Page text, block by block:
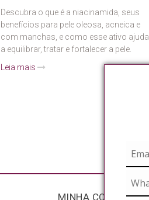
Descubra o que é a niacinamida, seus
benefícios para pele oleosa, acneica e
com manchas, e como esse ativo ajuda
a equilibrar, tratar e fortalecer a pele.
Leia mais
MINHA CONTA